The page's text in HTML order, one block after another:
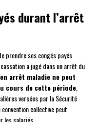
durant l’arrêt
prendre ses congés payés
a jugé dans un arrêt du
arrêt maladie ne peut
cours de cette période
versées par la Sécurité
collective peut
les salariés.